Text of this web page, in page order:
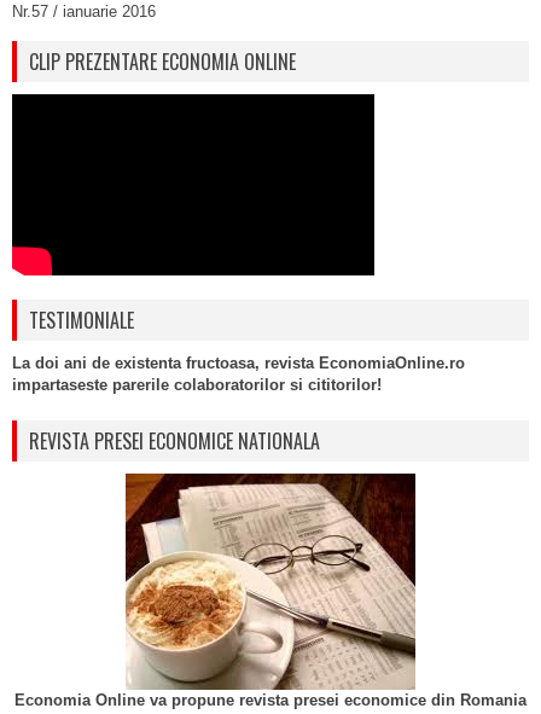
Nr.57 / ianuarie 2016
CLIP PREZENTARE ECONOMIA ONLINE
TESTIMONIALE
La doi ani de existenta fructoasa, revista EconomiaOnline.ro
impartaseste parerile colaboratorilor si cititorilor!
REVISTA PRESEI ECONOMICE NATIONALA
Economia Online va propune revista presei economice din Romania